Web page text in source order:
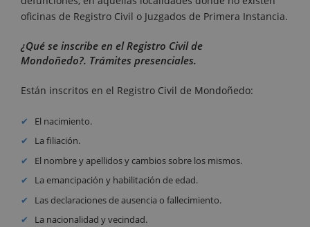
oficinas de Registro Civil o Juzgados de Primera Instancia.
¿Qué se inscribe en el Registro Civil de
Mondoñedo?. Trámites presenciales.
Están inscritos en el Registro Civil de Mondoñedo:
El nacimiento.
La filiación.
El nombre y apellidos y cambios sobre los mismos.
La emancipación y habilitación de edad.
Las declaraciones de ausencia o fallecimiento.
La nacionalidad y vecindad.